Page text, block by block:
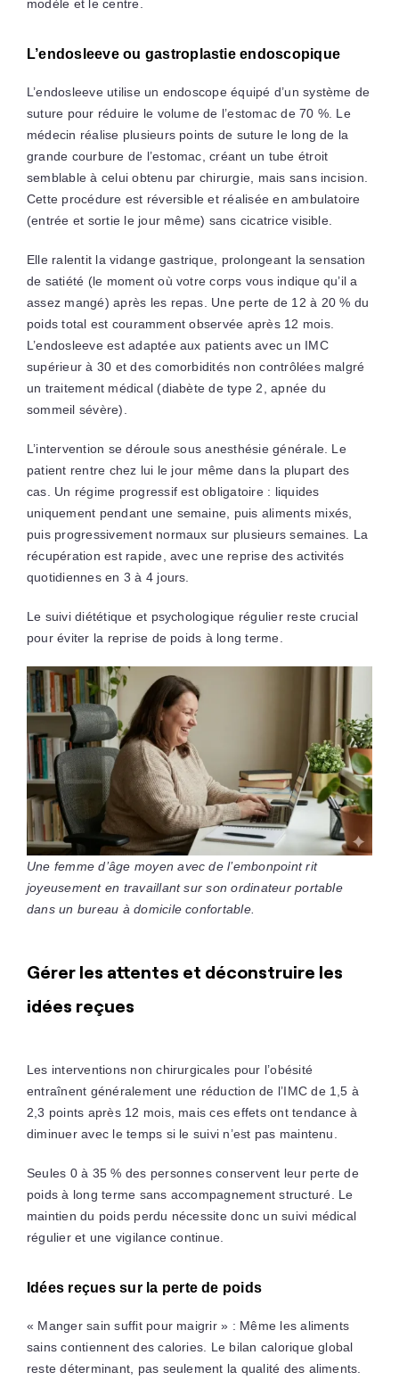
modèle et le centre.
L’endosleeve ou gastroplastie endoscopique
L’endosleeve utilise un endoscope équipé d’un système de
suture pour réduire le volume de l’estomac de 70 %. Le
médecin réalise plusieurs points de suture le long de la
grande courbure de l’estomac, créant un tube étroit
semblable à celui obtenu par chirurgie, mais sans incision.
Cette procédure est réversible et réalisée en ambulatoire
(entrée et sortie le jour même) sans cicatrice visible.
Elle ralentit la vidange gastrique, prolongeant la sensation
de satiété (le moment où votre corps vous indique qu’il a
assez mangé) après les repas. Une perte de 12 à 20 % du
poids total est couramment observée après 12 mois.
L’endosleeve est adaptée aux patients avec un IMC
supérieur à 30 et des comorbidités non contrôlées malgré
un traitement médical (diabète de type 2, apnée du
sommeil sévère).
L’intervention se déroule sous anesthésie générale. Le
patient rentre chez lui le jour même dans la plupart des
cas. Un régime progressif est obligatoire : liquides
uniquement pendant une semaine, puis aliments mixés,
puis progressivement normaux sur plusieurs semaines. La
récupération est rapide, avec une reprise des activités
quotidiennes en 3 à 4 jours.
Le suivi diététique et psychologique régulier reste crucial
pour éviter la reprise de poids à long terme.
Une femme d’âge moyen avec de l’embonpoint rit
joyeusement en travaillant sur son ordinateur portable
dans un bureau à domicile confortable.
Gérer les attentes et déconstruire les
idées reçues
Les interventions non chirurgicales pour l’obésité
entraînent généralement une réduction de l’IMC de 1,5 à
2,3 points après 12 mois, mais ces effets ont tendance à
diminuer avec le temps si le suivi n’est pas maintenu.
Seules 0 à 35 % des personnes conservent leur perte de
poids à long terme sans accompagnement structuré. Le
maintien du poids perdu nécessite donc un suivi médical
régulier et une vigilance continue.
Idées reçues sur la perte de poids
« Manger sain suffit pour maigrir » : Même les aliments
sains contiennent des calories. Le bilan calorique global
reste déterminant, pas seulement la qualité des aliments.